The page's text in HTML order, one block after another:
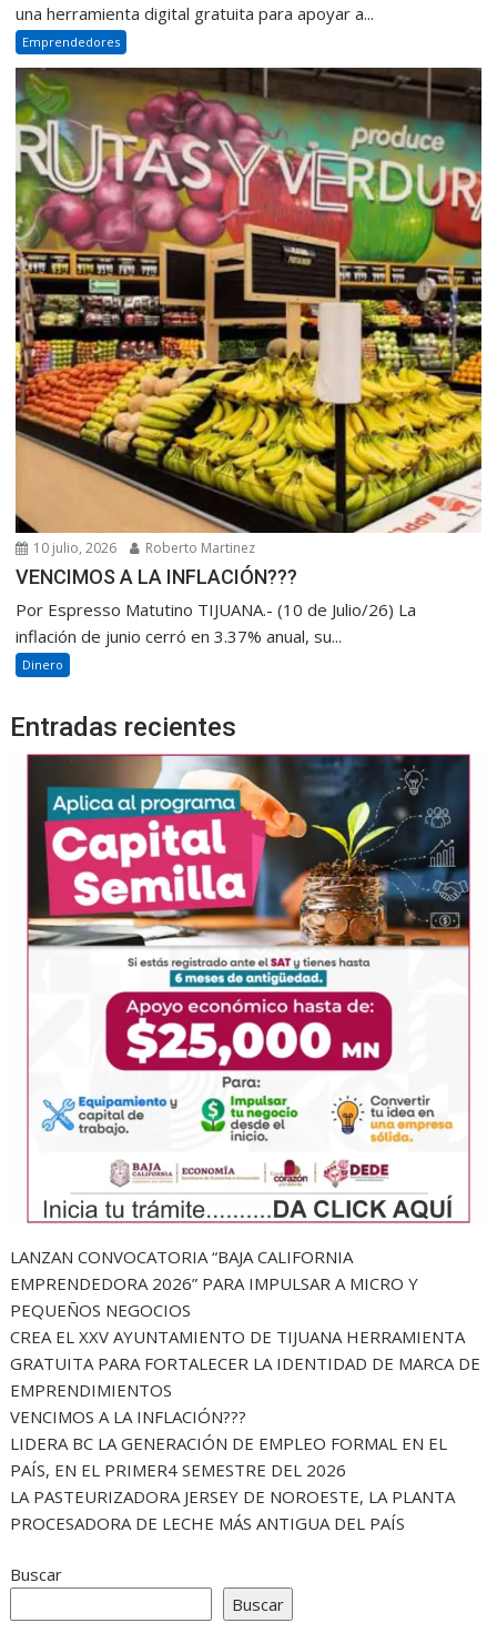
una herramienta digital gratuita para apoyar a...
Emprendedores
10 julio, 2026 Roberto Martinez
VENCIMOS A LA INFLACIÓN???
Por Espresso Matutino TIJUANA.- (10 de Julio/26) La
inflación de junio cerró en 3.37% anual, su...
Dinero
Entradas recientes
LANZAN CONVOCATORIA “BAJA CALIFORNIA
EMPRENDEDORA 2026” PARA IMPULSAR A MICRO Y
PEQUEÑOS NEGOCIOS
CREA EL XXV AYUNTAMIENTO DE TIJUANA HERRAMIENTA
GRATUITA PARA FORTALECER LA IDENTIDAD DE MARCA DE
EMPRENDIMIENTOS
VENCIMOS A LA INFLACIÓN???
LIDERA BC LA GENERACIÓN DE EMPLEO FORMAL EN EL
PAÍS, EN EL PRIMER4 SEMESTRE DEL 2026
LA PASTEURIZADORA JERSEY DE NOROESTE, LA PLANTA
PROCESADORA DE LECHE MÁS ANTIGUA DEL PAÍS
Buscar
Buscar